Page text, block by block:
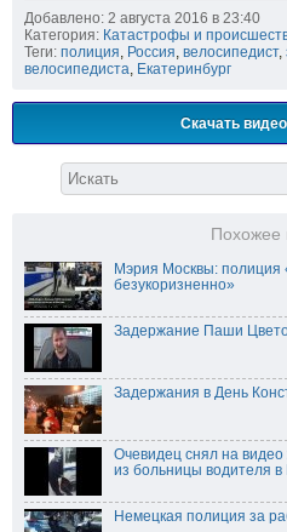
Добавлено: 2 августа 2016 в 23:40
Категория: Катастрофы и
Теги: полиция, Россия, велосипедист,
велосипедиста, Екатеринбург
Скачать
Похожее
Мэрия Москвы: полиция
безукоризненно»
Задержание Паши
Задержания в День
Очевидец снял на
из больницы водителя в
Немецкая полиция за